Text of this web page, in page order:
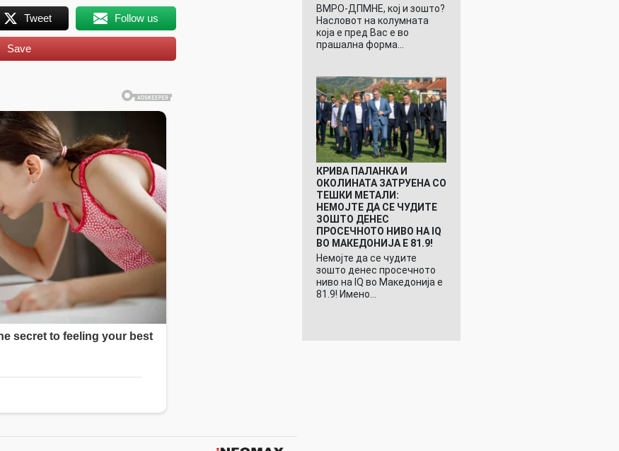
Tweet Follow us
Save
ВМРО-ДПМНЕ, кој и зошто?
Насловот на колумната
која е пред Вас е во
прашална форма…
КРИВА ПАЛАНКА И
ОКОЛИНАТА ЗАТРУЕНА СО
ТЕШКИ МЕТАЛИ:
НЕМОЈТЕ ДА СЕ ЧУДИТЕ
ЗОШТО ДЕНЕС
ПРОСЕЧНОТО НИВО НА IQ
ВО МАКЕДОНИЈА Е 81.9!
Немојте да се чудите
зошто денес просечното
ниво на IQ во Македонија е
81.9! Имено…